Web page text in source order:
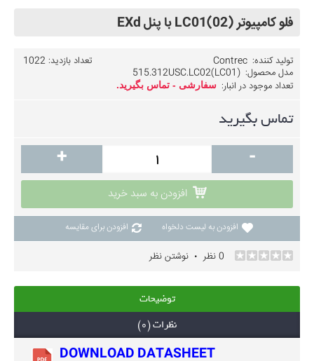
فلو کامپیوتر (LC01(02 با پنل EXd
تعداد بازدید: 1022 تولید کننده: Contrec
مدل محصول: 515.312USC.LC02(LC01)
تعداد موجود در انبار: سفارشی - تماس بگیرید.
تماس بگیرید
-
+
افزودن به سبد خرید
افزودن به لیست دلخواه افزودن برای مقایسه
0 نظر • نوشتن نظر
توضیحات
نظرات (0)
DOWNLOAD DATASHEET